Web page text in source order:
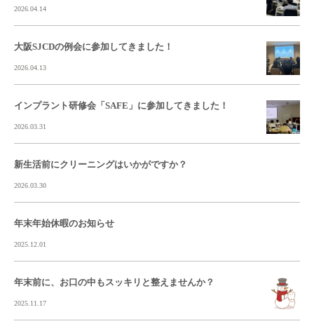
2026.04.14
大阪SJCDの例会に参加してきました！
2026.04.13
インプラント研修会「SAFE」に参加してきました！
2026.03.31
新生活前にクリーニングはいかがですか？
2026.03.30
年末年始休暇のお知らせ
2025.12.01
年末前に、お口の中もスッキリと整えませんか？
2025.11.17